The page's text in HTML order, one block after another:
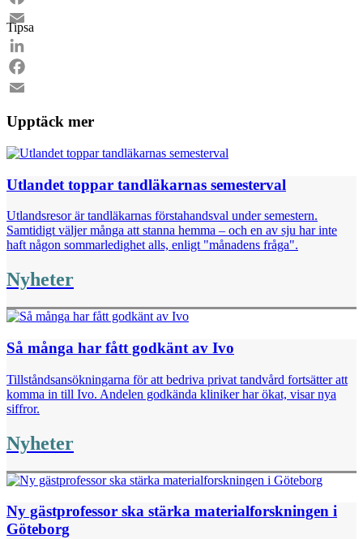
Facebook
Email
Tipsa
LinkedIn
Facebook
Upptäck mer
Utlandet toppar tandläkarnas semesterval
Utlandsresor är tandläkarnas förstahandsval under semestern.
Samtidigt väljer många att stanna hemma – och en av sju har inte
haft någon sommarledighet alls, enligt "månadens fråga".
Nyheter
Så många har fått godkänt av Ivo
Tillståndsansökningarna för att bedriva privat tandvård fortsätter att
komma in till Ivo. Andelen godkända kliniker har ökat, visar nya
siffror.
Nyheter
Ny gästprofessor ska stärka materialforskningen i
Göteborg